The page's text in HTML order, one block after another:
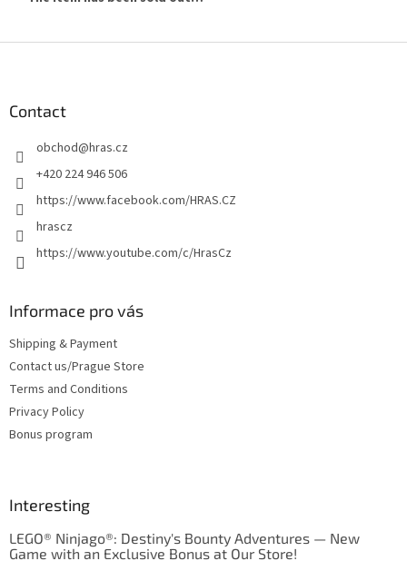
Contact
obchod@hras.cz
+420 224 946 506
https://www.facebook.com/HRAS.CZ
hrascz
https://www.youtube.com/c/HrasCz
Informace pro vás
Shipping & Payment
Contact us/Prague Store
Terms and Conditions
Privacy Policy
Bonus program
Interesting
LEGO® Ninjago®: Destiny's Bounty Adventures — New
Game with an Exclusive Bonus at Our Store!